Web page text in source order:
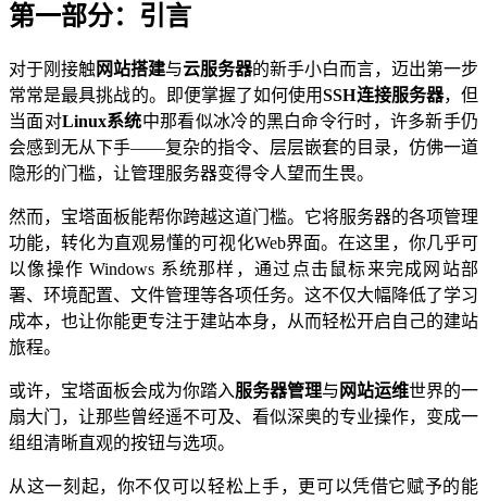
第一部分：引言
对于刚接触 网站搭建与云服务器的新手小白而言，迈出第一步
常常是最具挑战的。即便掌握了如何使用SSH连接服务器，但
当面对Linux系统中那看似冰冷的黑白命令行时，许多新手仍
会感到无从下手——复杂的指令、层层嵌套的目录，仿佛一道
隐形的门槛，让管理服务器变得令人望而生畏。
然而，宝塔面板能帮你跨越这道门槛。它将服务器的各项管理
功能，转化为直观易懂的可视化Web界面。在这里，你几乎可
以像操作 Windows 系统那样，通过点击鼠标来完成网站部
署、环境配置、文件管理等各项任务。这不仅大幅降低了学习
成本，也让你能更专注于建站本身，从而轻松开启自己的建站
旅程。
或许，宝塔面板会成为你踏入服务器管理与 网站运维世界的一
扇大门，让那些曾经遥不可及、看似深奥的专业操作，变成一
组组清晰直观的按钮与选项。
从这一刻起，你不仅可以轻松上手，更可以凭借它赋予的能